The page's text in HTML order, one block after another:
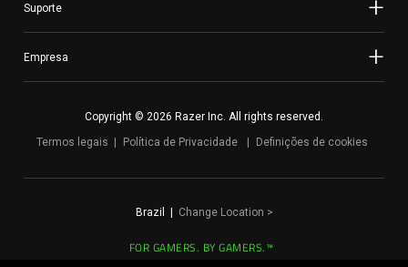
Suporte
Empresa
Copyright © 2026 Razer Inc. All rights reserved.
Termos legais
Política de Privacidade Definições de cookies
Brazil Change Location >
FOR GAMERS. BY GAMERS.™